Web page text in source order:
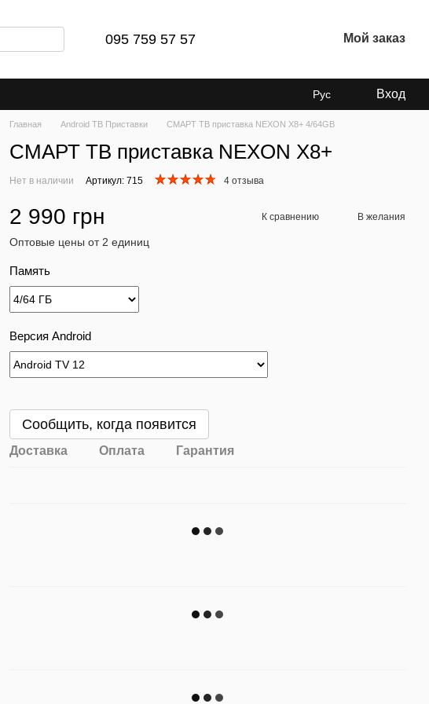
095 759 57 57 Мой заказ
Рус Вход
Главная Android ТВ Приставки СМАРТ ТВ приставка NEXON X8+ 4/64GB
СМАРТ ТВ приставка NEXON X8+
Нет в наличии Артикул: 715 4 отзыва
2 990 грн К сравнению В желания
Оптовые цены от 2 единиц
Память
Версия Android
Сообщить, когда появится
Доставка Оплата Гарантия